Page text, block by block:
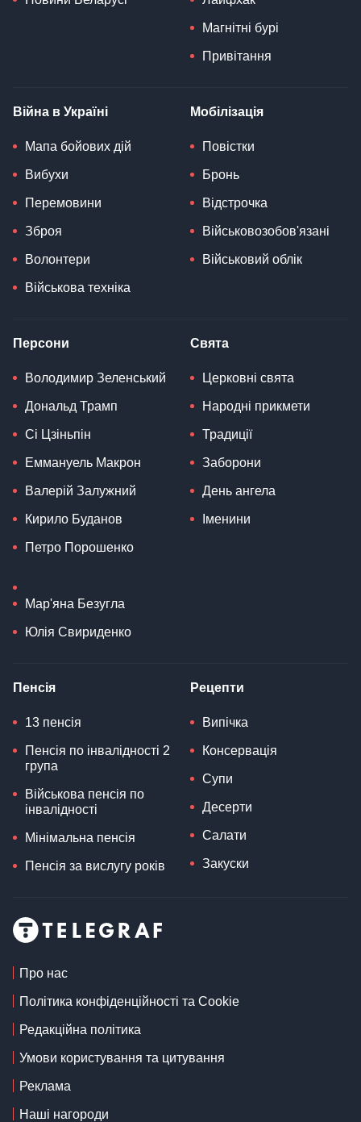
Магнітні бурі
Привітання
Війна в Україні
Мапа бойових дій
Вибухи
Перемовини
Зброя
Волонтери
Військова техніка
Мобілізація
Повістки
Бронь
Відстрочка
Військовозобов'язані
Військовий облік
Персони
Володимир Зеленський
Дональд Трамп
Сі Цзіньпін
Еммануель Макрон
Валерій Залужний
Кирило Буданов
Петро Порошенко
Мар'яна Безугла
Юлія Свириденко
Свята
Церковні свята
Народні прикмети
Традиції
Заборони
День ангела
Іменини
Пенсія
13 пенсія
Пенсія по інвалідності 2
група
Військова пенсія по
інвалідності
Мінімальна пенсія
Пенсія за вислугу років
Рецепти
Випічка
Консервація
Супи
Десерти
Салати
Закуски
Про нас
Політика конфіденційності та Cookie
Редакційна політика
Умови користування та цитування
Реклама
Наші нагороди